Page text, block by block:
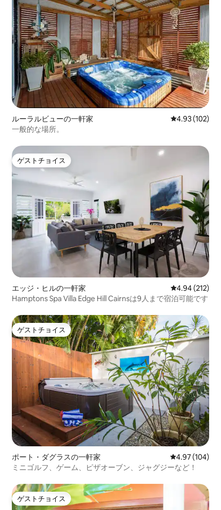
ルーラルビューの一軒家 レビュー102
4.93 (102)
一般的な場所。
ゲストチョイス
ゲストチョイス
エッジ・ヒルの一軒家 レビュー212
4.94 (212)
Hamptons Spa Villa Edge Hill Cairnsは9人まで宿泊可能です
ゲストチョイス
ゲストチョイス
ポート・ダグラスの一軒家 レビュー104
4.97 (104)
ミニゴルフ、ゲーム、ピザオーブン、ジャグジーなど！
ゲストチョイス
ゲストチョイス